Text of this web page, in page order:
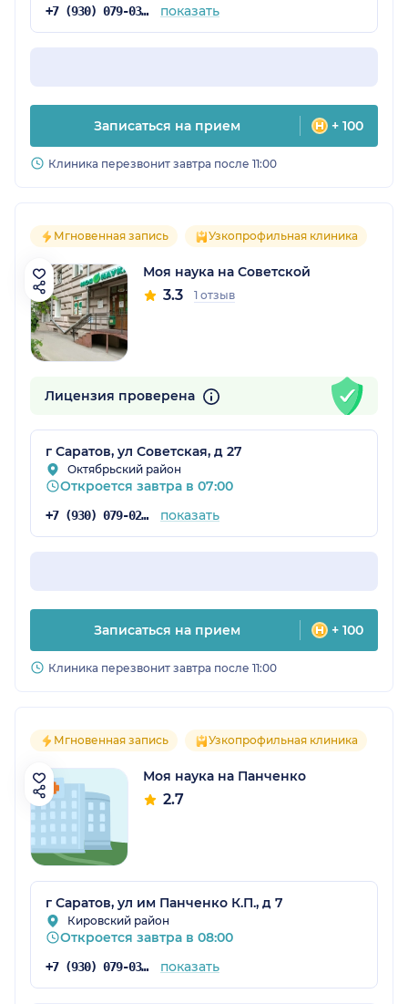
+7 (930) 079-03-02 показать
Записаться на прием + 100
Клиника перезвонит завтра после 11:00
Мгновенная запись Узкопрофильная клиника
Моя наука на Советской
3.3 1 отзыв
Лицензия проверена
г Саратов, ул Советская, д 27
Октябрьский район
Откроется завтра в 07:00
+7 (930) 079-02-95 показать
Записаться на прием + 100
Клиника перезвонит завтра после 11:00
Мгновенная запись Узкопрофильная клиника
Моя наука на Панченко
2.7
г Саратов, ул им Панченко К.П., д 7
Кировский район
Откроется завтра в 08:00
+7 (930) 079-03-06 показать